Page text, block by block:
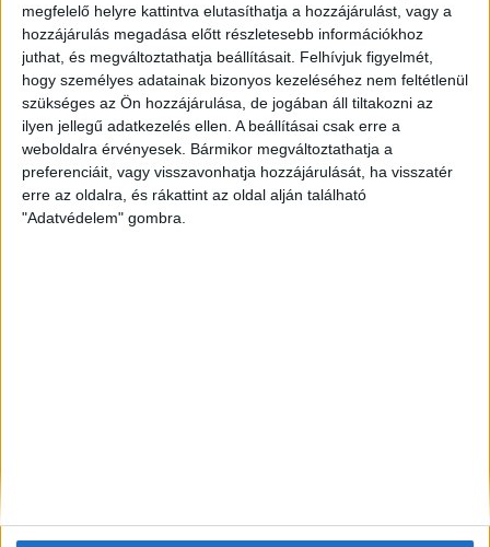
megfelelő helyre kattintva elutasíthatja a hozzájárulást, vagy a
hozzájárulás megadása előtt részletesebb információkhoz
juthat, és megváltoztathatja beállításait. Felhívjuk figyelmét,
hogy személyes adatainak bizonyos kezeléséhez nem feltétlenül
szükséges az Ön hozzájárulása, de jogában áll tiltakozni az
ilyen jellegű adatkezelés ellen. A beállításai csak erre a
weboldalra érvényesek. Bármikor megváltoztathatja a
preferenciáit, vagy visszavonhatja hozzájárulását, ha visszatér
erre az oldalra, és rákattint az oldal alján található
"Adatvédelem" gombra.
ZÖLDINFÓ 24 perc telt el a létrehozás óta
A hőség miatt veszélyesen megemelkedett a
talajközeli ózon szintje
ZÖLDINFÓ 1 óra telt el a létrehozás óta
Rekordhőség és történelmi aszály sújtja
Horvátországot, a folyók apadnak
ZÖLDINFÓ 2 óra telt el a létrehozás óta
Vízszolgáltatókat támadtak hackerek az Egyesült